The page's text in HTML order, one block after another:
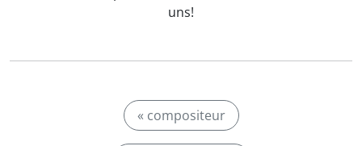
uns!
« compositeur